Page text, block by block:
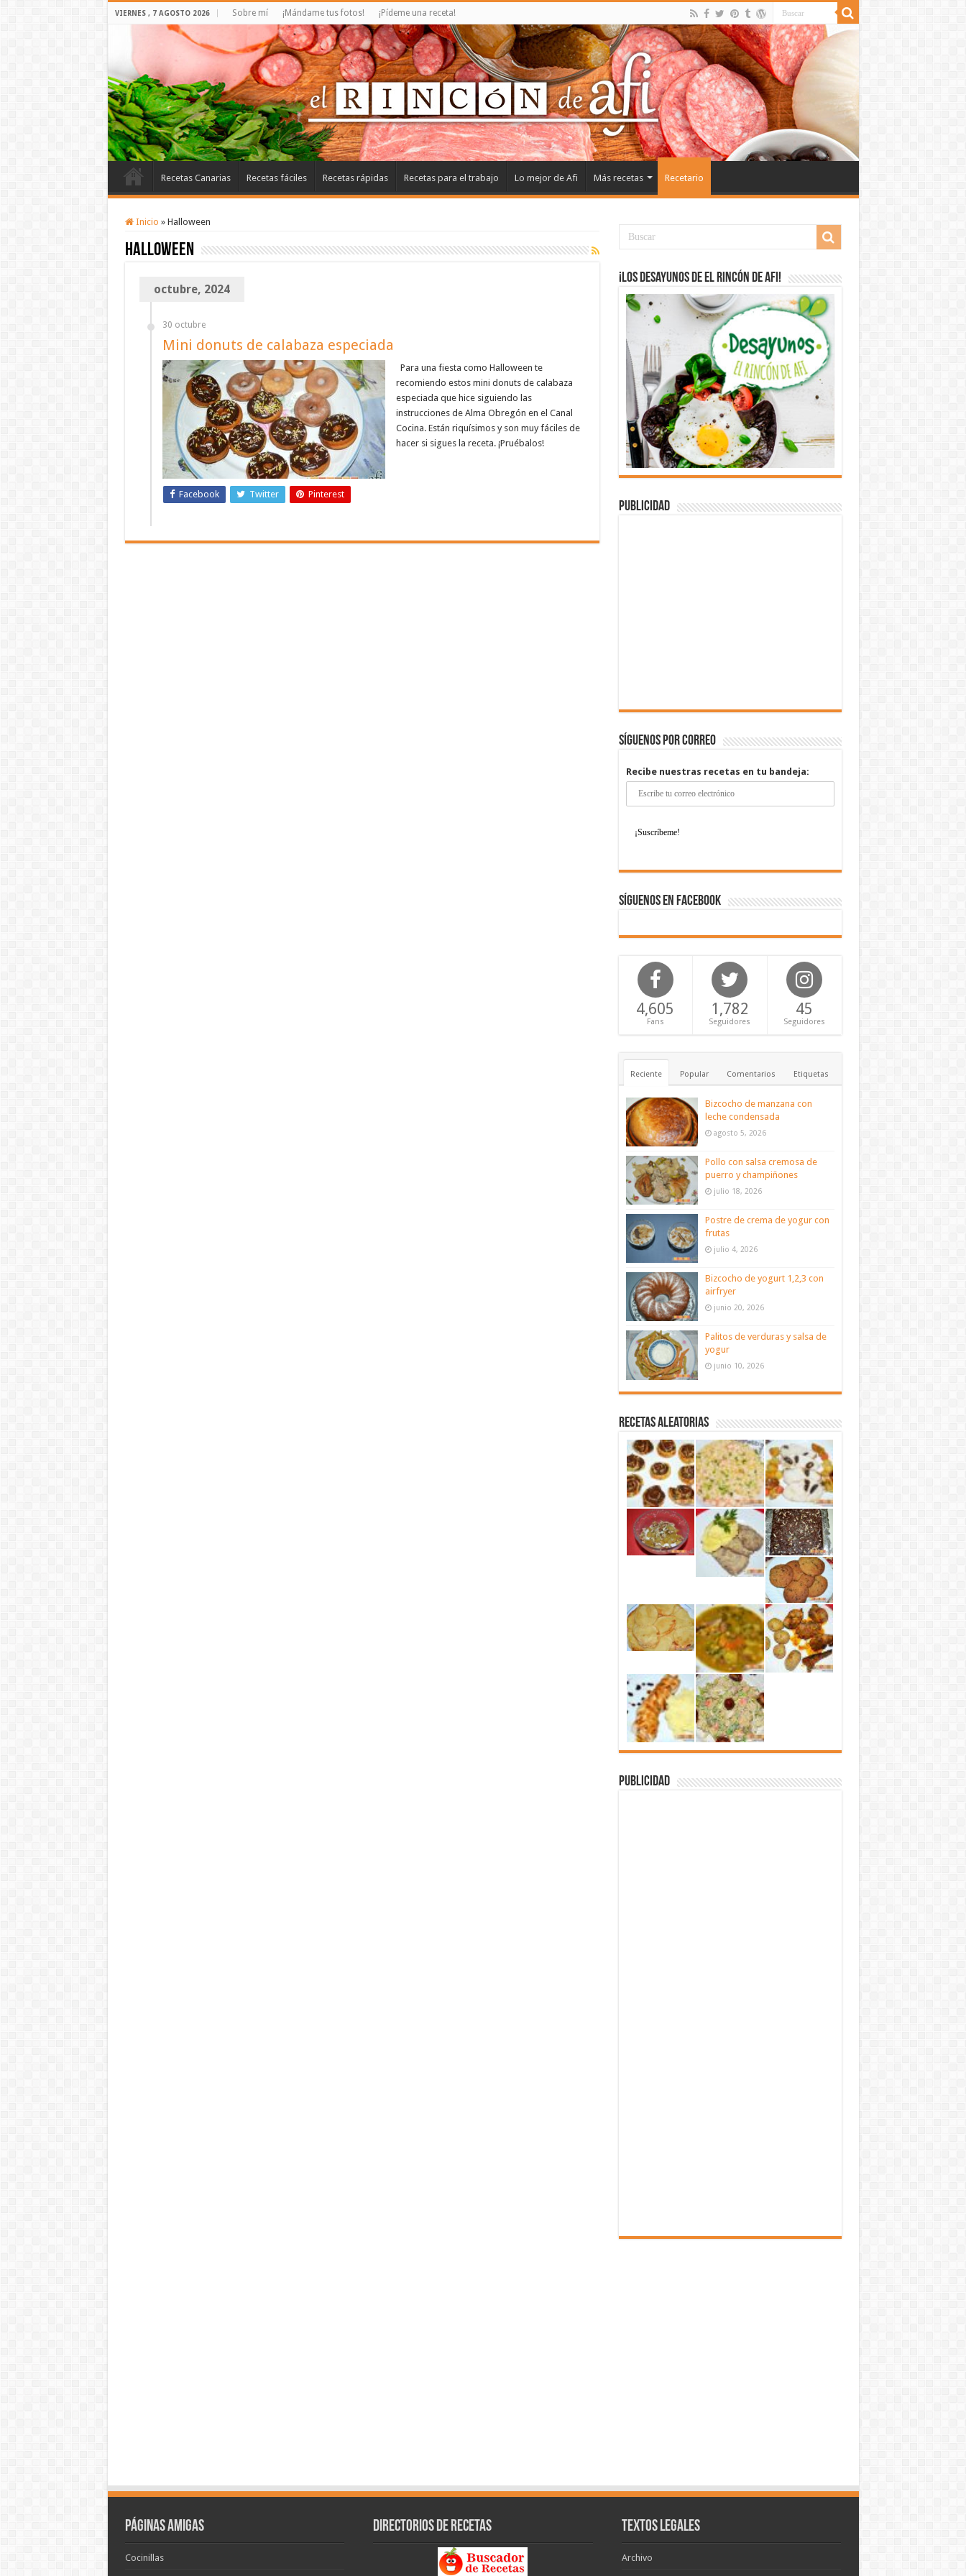
VIERNES , 7 AGOSTO 2026 Sobre mí ¡Mándame tus fotos! ¡Pídeme una receta!
Recetas Canarias Recetas fáciles Recetas rápidas Recetas para el trabajo Lo mejor de Afi Más recetas Recetario
Inicio » Halloween
Halloween
octubre, 2024
30 octubre
Mini donuts de calabaza especiada
Para una fiesta como Halloween te
recomiendo estos mini donuts de calabaza
especiada que hice siguiendo las
instrucciones de Alma Obregón en el Canal
Cocina. Están riquísimos y son muy fáciles de
hacer si sigues la receta. ¡Pruébalos!
Facebook Twitter Pinterest
¡Los desayunos de El Rincón de Afi!
Publicidad
Síguenos por correo
Recibe nuestras recetas en tu bandeja:
Síguenos en Facebook
4,605
Fans
1,782
Seguidores
45
Seguidores
Reciente Popular Comentarios Etiquetas
Bizcocho de manzana con
leche condensada
agosto 5, 2026
Pollo con salsa cremosa de
puerro y champiñones
julio 18, 2026
Postre de crema de yogur con
frutas
julio 4, 2026
Bizcocho de yogurt 1,2,3 con
airfryer
junio 20, 2026
Palitos de verduras y salsa de
yogur
junio 10, 2026
Recetas aleatorias
Publicidad
Páginas amigas
Cocinillas
Directorios de recetas Textos legales
Archivo